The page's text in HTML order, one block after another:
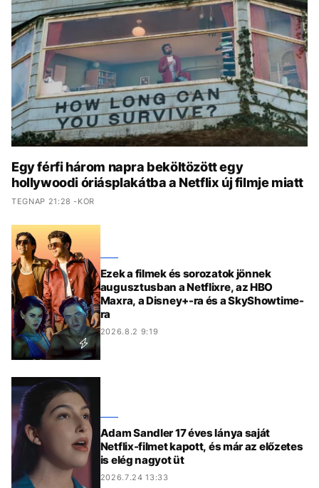
KÖZÉLET UTAZÁS
ÉLETMÓD DESIGN
BESZÉLGETÉSEK ARCOK
VIDEÓ TÖRTÉNETEK
GASZTRO
Egy férfi három napra beköltözött egy
hollywoodi óriásplakátba a Netflix új filmje miatt
TEGNAP 21:28 -KOR
Ezek a filmek és sorozatok jönnek
augusztusban a Netflixre, az HBO
Maxra, a Disney+-ra és a SkyShowtime-
ra
2026.8.2 9:19
Adam Sandler 17 éves lánya saját
Netflix-filmet kapott, és már az előzetes
is elég nagyot üt
2026.7.24 13:33